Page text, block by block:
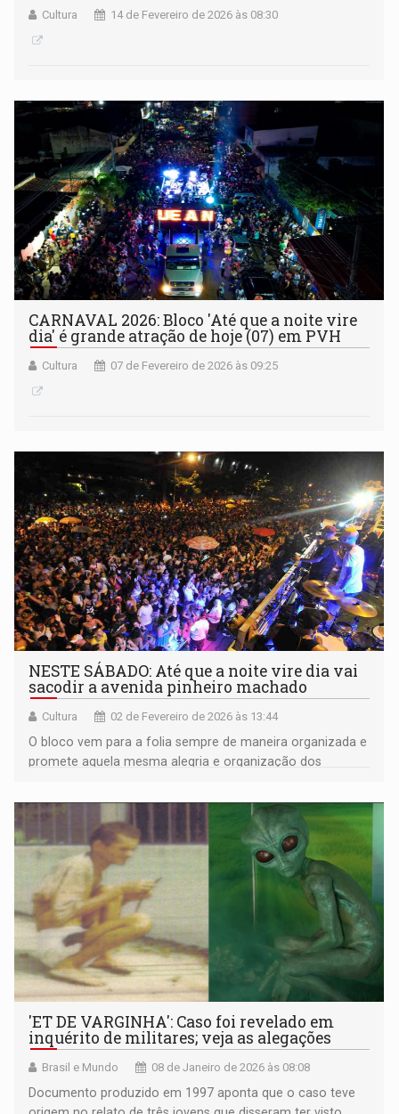
Cultura 14 de Fevereiro de 2026 às 08:30
CARNAVAL 2026: Bloco 'Até que a noite vire
dia' é grande atração de hoje (07) em PVH
Cultura 07 de Fevereiro de 2026 às 09:25
NESTE SÁBADO: Até que a noite vire dia vai
sacodir a avenida pinheiro machado
Cultura 02 de Fevereiro de 2026 às 13:44
O bloco vem para a folia sempre de maneira organizada e
promete aquela mesma alegria e organização dos
'ET DE VARGINHA': Caso foi revelado em
inquérito de militares; veja as alegações
Brasil e Mundo 08 de Janeiro de 2026 às 08:08
Documento produzido em 1997 aponta que o caso teve